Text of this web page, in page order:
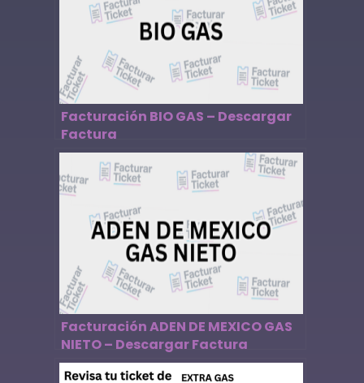
Facturación BIO GAS – Descargar
Factura
Facturación ADEN DE MEXICO GAS
NIETO – Descargar Factura